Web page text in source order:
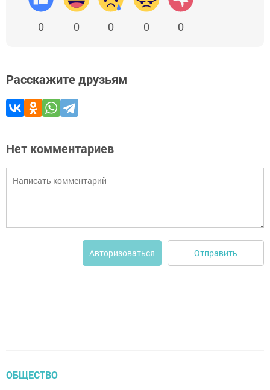
0 0 0 0 0
Расскажите друзьям
Нет комментариев
Авторизоваться Отправить
ОБЩЕСТВО